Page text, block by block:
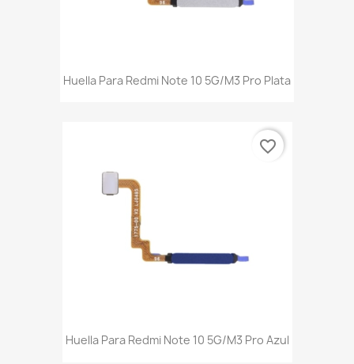
Huella Para Redmi Note 10 5G/M3 Pro Plata
Huella Para Redmi Note 10 5G/M3 Pro Azul
favorite_border